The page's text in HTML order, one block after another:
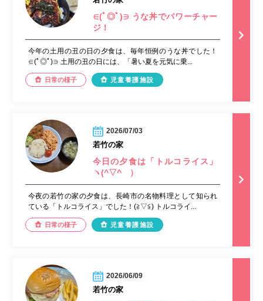
∈(ﾟ◎ﾟ)∋ うな丼でパワーチャー
ジ！
今年の土用の丑の日の夕食は、毎年恒例のうな丼でした！
∈(ﾟ◎ﾟ)∋ 土用の丑の日には、「暑い夏を元気に乗...
日常の様子 児童養護施設
2026/07/03
若竹の家
今日の夕食は「トルコライス」
ヽ(^▽^ゞ）
今夜の若竹の家の夕食は、長崎市の名物料理として知られ
ている「トルコライス」でした！(≧▽≦) トルコライ...
日常の様子 児童養護施設
2026/06/09
若竹の家